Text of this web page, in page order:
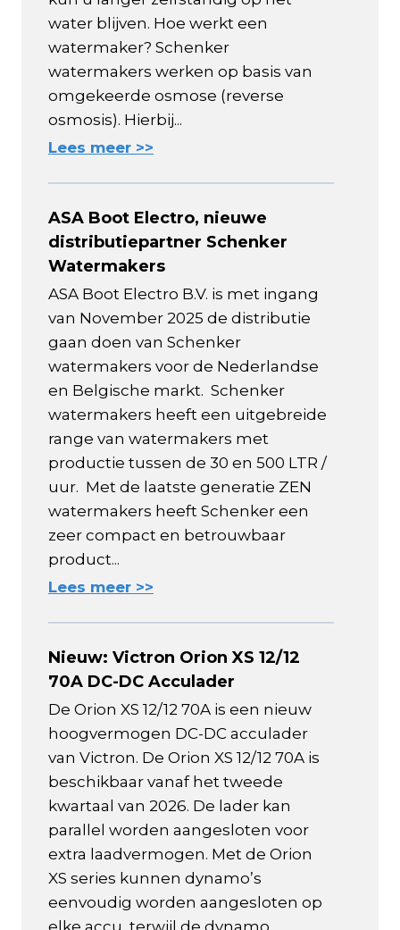
water blijven. Hoe werkt een
watermaker? Schenker
watermakers werken op basis van
omgekeerde osmose (reverse
osmosis). Hierbij...
Lees meer >>
ASA Boot Electro, nieuwe
distributiepartner Schenker
Watermakers
ASA Boot Electro B.V. is met ingang
van November 2025 de distributie
gaan doen van Schenker
watermakers voor de Nederlandse
en Belgische markt. Schenker
watermakers heeft een uitgebreide
range van watermakers met
productie tussen de 30 en 500 LTR /
uur. Met de laatste generatie ZEN
watermakers heeft Schenker een
zeer compact en betrouwbaar
product...
Lees meer >>
Nieuw: Victron Orion XS 12/12
70A DC-DC Acculader
De Orion XS 12/12 70A is een nieuw
hoogvermogen DC-DC acculader
van Victron. De Orion XS 12/12 70A is
beschikbaar vanaf het tweede
kwartaal van 2026. De lader kan
parallel worden aangesloten voor
extra laadvermogen. Met de Orion
XS series kunnen dynamo’s
eenvoudig worden aangesloten op